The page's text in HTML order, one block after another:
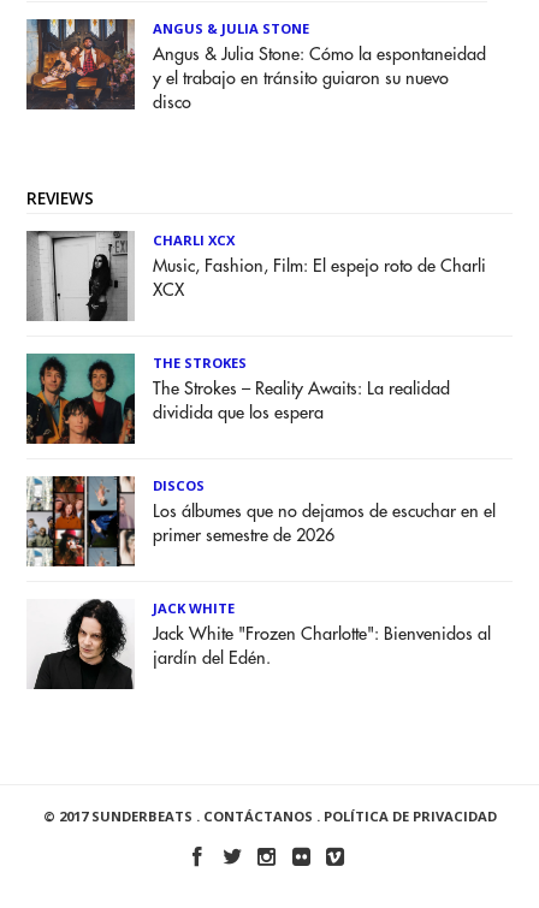
ANGUS & JULIA STONE
Angus & Julia Stone: Cómo la espontaneidad
y el trabajo en tránsito guiaron su nuevo
disco
REVIEWS
CHARLI XCX
Music, Fashion, Film: El espejo roto de Charli
XCX
THE STROKES
The Strokes – Reality Awaits: La realidad
dividida que los espera
DISCOS
Los álbumes que no dejamos de escuchar en el
primer semestre de 2026
JACK WHITE
Jack White "Frozen Charlotte": Bienvenidos al
jardín del Edén.
© 2017 SUNDERBEATS . CONTÁCTANOS . POLÍTICA DE PRIVACIDAD